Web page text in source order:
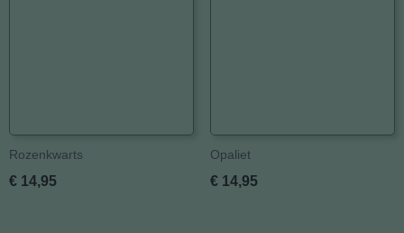
Rozenkwarts
€ 14,95
Opaliet
€ 14,95